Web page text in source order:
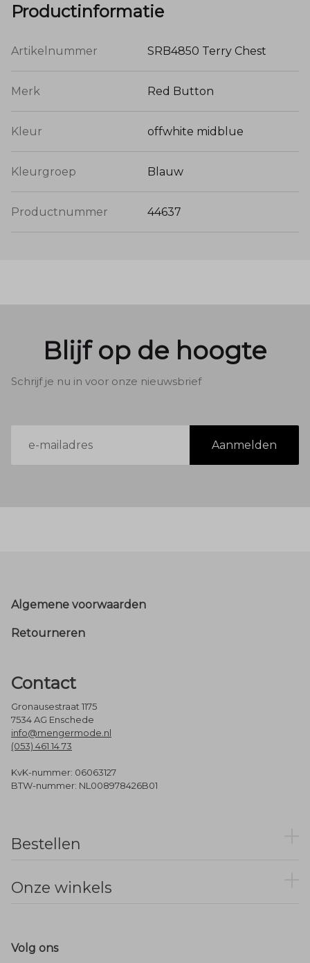
Productinformatie
Artikelnummer SRB4850 Terry Chest
Merk Red Button
Kleur offwhite midblue
Kleurgroep Blauw
Productnummer 44637
Blijf op de hoogte
Schrijf je nu in voor onze nieuwsbrief
mailadres
Aanmelden
Footer
Algemene voorwaarden
Retourneren
Contact
Gronausestraat 1175
7534 AG Enschede
info@mengermode.nl
(053) 461 14 73
KvK-nummer: 06063127
BTW-nummer: NL008978426B01
Bestellen
Onze winkels
Volg ons